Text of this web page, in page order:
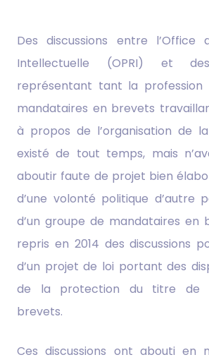
Des discussions entre l’Office
Intellectuelle (OPRI) et
représentant tant la profession
mandataires en brevets
à propos de l’organisation de
existé de tout temps, mais
aboutir faute de projet bien
d’une volonté politique d’autre
d’un groupe de mandataires en
repris en 2014 des discussions
d’un projet de loi portant des
de la protection du titre de
brevets.
Ces discussions ont abouti en